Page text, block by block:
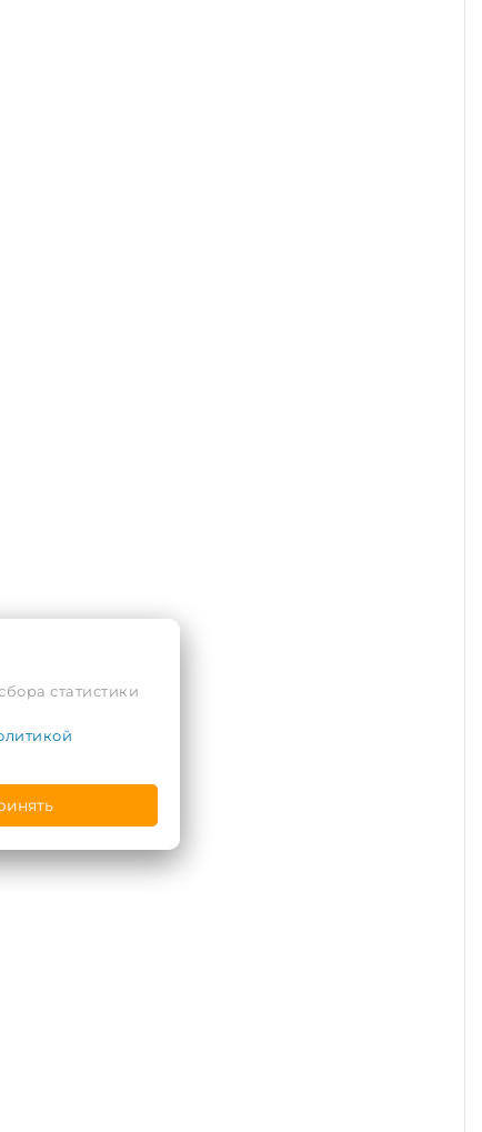
статистики